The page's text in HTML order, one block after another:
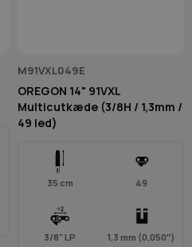
M91VXL049E
OREGON 14" 91VXL
Multicutkæde (3/8H / 1,3mm /
49 led)
35 cm 49
3/8" LP 1,3 mm (0,050″)